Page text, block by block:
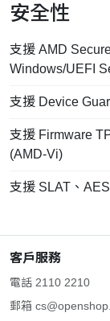
安全性
支援 AMD
Windows/UEFI
支援 Device
支援 Firmware
(AMD-Vi)
支援 SLAT、
客戶服務
電話 2110 2210
郵箱